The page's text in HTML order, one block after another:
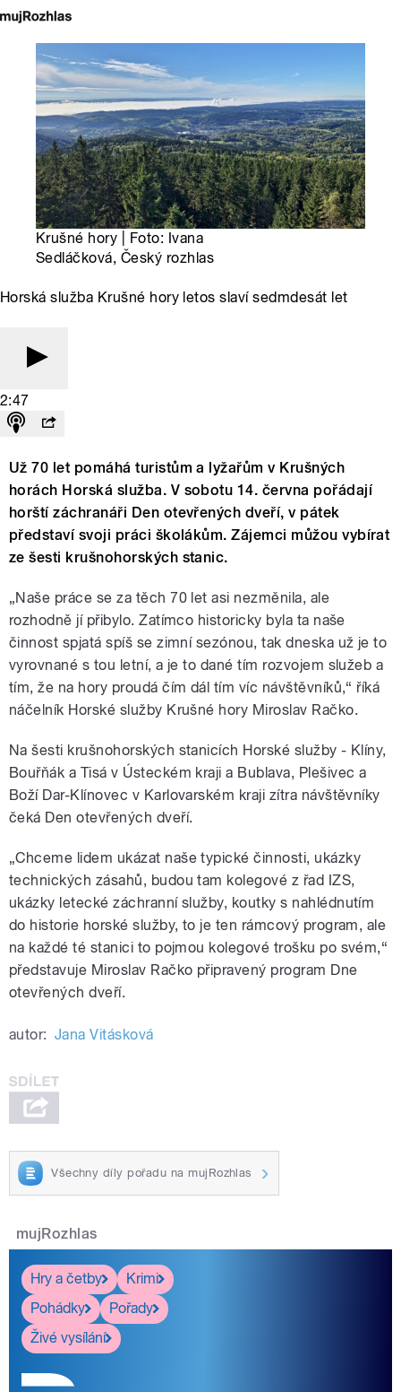
Krušné hory | Foto: Ivana
Sedláčková, Český rozhlas
Horská služba Krušné hory letos slaví sedmdesát let
2:47
Už 70 let pomáhá turistům a lyžařům v Krušných
horách Horská služba. V sobotu 14. června pořádají
horští záchranáři Den otevřených dveří, v pátek
představí svoji práci školákům. Zájemci můžou vybírat
ze šesti krušnohorských stanic.
„Naše práce se za těch 70 let asi nezměnila, ale
rozhodně jí přibylo. Zatímco historicky byla ta naše
činnost spjatá spíš se zimní sezónou, tak dneska už je to
vyrovnané s tou letní, a je to dané tím rozvojem služeb a
tím, že na hory proudá čím dál tím víc návštěvníků,“ říká
náčelník Horské služby Krušné hory Miroslav Račko.
Na šesti krušnohorských stanicích Horské služby - Klíny,
Bouřňák a Tisá v Ústeckém kraji a Bublava, Plešivec a
Boží Dar-Klínovec v Karlovarském kraji zítra návštěvníky
čeká Den otevřených dveří.
„Chceme lidem ukázat naše typické činnosti, ukázky
technických zásahů, budou tam kolegové z řad IZS,
ukázky letecké záchranní služby, koutky s nahlédnutím
do historie horské služby, to je ten rámcový program, ale
na každé té stanici to pojmou kolegové trošku po svém,“
představuje Miroslav Račko připravený program Dne
otevřených dveří.
autor: Jana Vitásková
Všechny díly pořadu na mujRozhlas
mujRozhlas
Hry a četby
Krimi
Pohádky
Pořady
Živé vysílání